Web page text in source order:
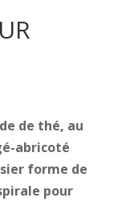
de thé, au
abricoté
forme de
pour